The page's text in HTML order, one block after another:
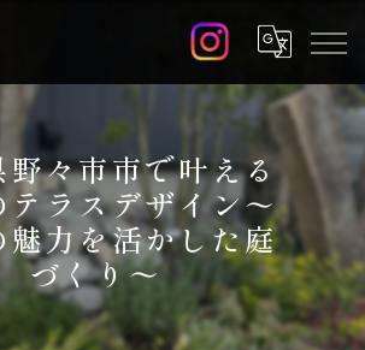
野々市市で叶える
テラスデザイン〜
魅力を活かした庭
づくり〜